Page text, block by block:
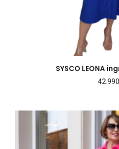
SYSCO LEONA
42.990